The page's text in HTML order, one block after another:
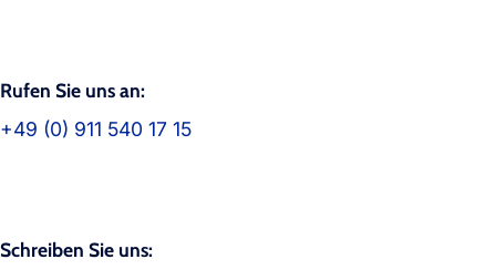
Rufen Sie uns an:
+49 (0) 911 540 17 15
Schreiben Sie uns: